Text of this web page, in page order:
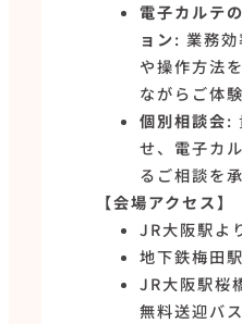
電子カルテ
ョン: 業務
や操作方法
ながらご体
個別相談会:
せ、電子カ
るご相談を
【会場アクセス】
JR大阪駅よ
地下鉄梅田
JR大阪駅桜
無料送迎バ